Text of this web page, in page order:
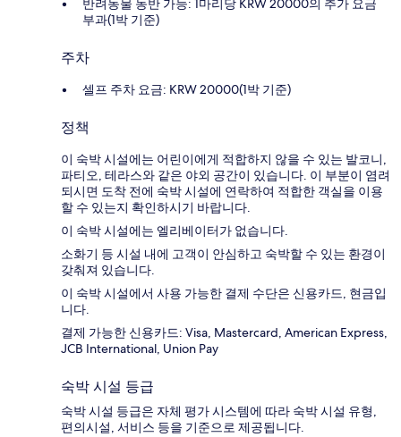
반려동물 동반 가능: 1마리당 KRW 20000의 추가 요금
부과(1박 기준)
주차
셀프 주차 요금: KRW 20000(1박 기준)
정책
이 숙박 시설에는 어린이에게 적합하지 않을 수 있는 발코니,
파티오, 테라스와 같은 야외 공간이 있습니다. 이 부분이 염려
되시면 도착 전에 숙박 시설에 연락하여 적합한 객실을 이용
할 수 있는지 확인하시기 바랍니다.
이 숙박 시설에는 엘리베이터가 없습니다.
소화기 등 시설 내에 고객이 안심하고 숙박할 수 있는 환경이
갖춰져 있습니다.
이 숙박 시설에서 사용 가능한 결제 수단은 신용카드, 현금입
니다.
결제 가능한 신용카드: Visa, Mastercard, American Express,
JCB International, Union Pay
숙박 시설 등급
숙박 시설 등급은 자체 평가 시스템에 따라 숙박 시설 유형,
편의시설, 서비스 등을 기준으로 제공됩니다.